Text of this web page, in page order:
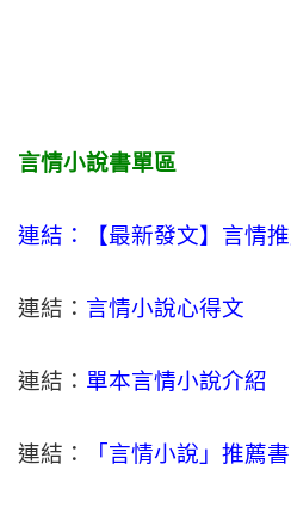
言情小說書單區
連結：【最新發文】 言情
連結： 言情小說心得文
連結： 單本言情小說介紹
連結： 「言情小說」推薦